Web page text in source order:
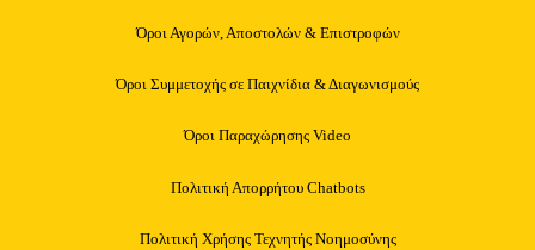
Όροι Αγορών, Αποστολών & Επιστροφών
Όροι Συμμετοχής σε Παιχνίδια & Διαγωνισμούς
Όροι Παραχώρησης Video
Πολιτική Απορρήτου Chatbots
Πολιτική Χρήσης Τεχνητής Νοημοσύνης